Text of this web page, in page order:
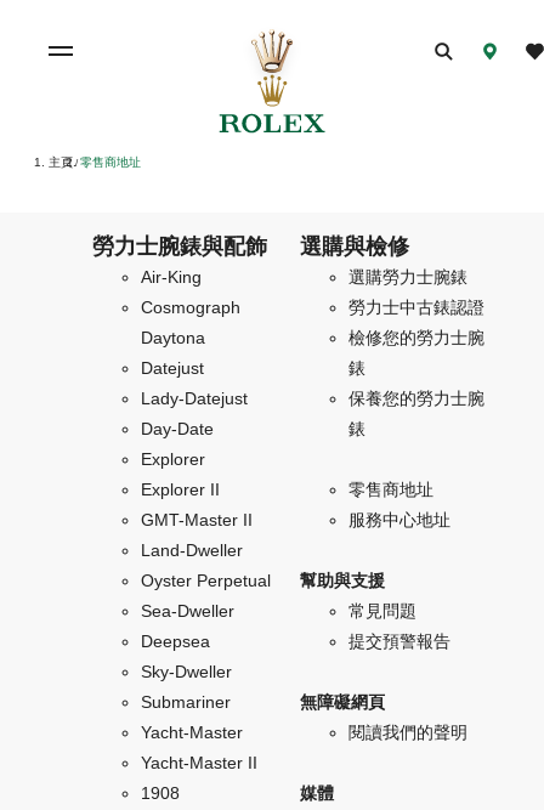
主頁/ 零售商地址
勞力士腕錶與配飾
Air-King
Cosmograph
Daytona
Datejust
Lady-Datejust
Day-Date
Explorer
Explorer II
GMT-Master II
Land-Dweller
Oyster Perpetual
Sea-Dweller
Deepsea
Sky-Dweller
Submariner
Yacht-Master
Yacht-Master II
1908
選購與檢修
選購勞力士腕錶
勞力士中古錶認證
檢修您的勞力士腕
錶
保養您的勞力士腕
錶
零售商地址
服務中心地址
幫助與支援
常見問題
提交預警報告
無障礙網頁
閱讀我們的聲明
媒體